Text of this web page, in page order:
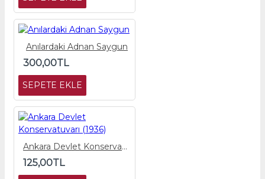
Anılardaki Adnan Saygun
300,00TL
SEPETE EKLE
Ankara Devlet Konservatuvarı (1936)
125,00TL